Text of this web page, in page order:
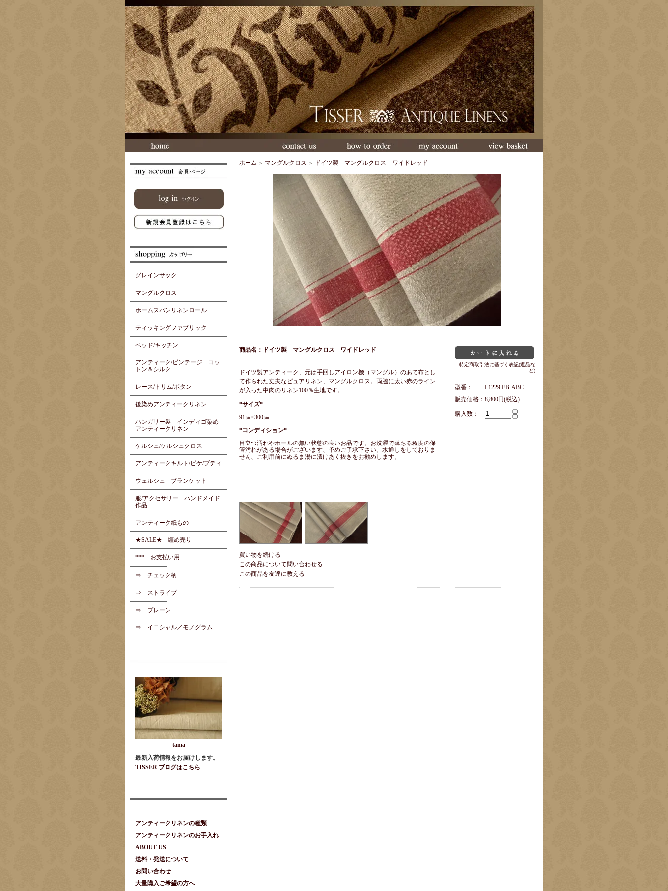
グレインサック
マングルクロス
ホームスパンリネンロール
ティッキングファブリック
ベッド/キッチン
アンティーク/ビンテージ コッ
トン＆シルク
レース/トリム/ボタン
後染めアンティークリネン
ハンガリー製 インディゴ染め
アンティークリネン
ケルシュ/ケルシュクロス
アンティークキルト/ピケ/ブティ
ウェルシュ ブランケット
服/アクセサリー ハンドメイド
作品
アンティーク紙もの
★SALE★ 纏め売り
*** お支払い用
⇒ チェック柄
⇒ ストライプ
⇒ プレーン
⇒ イニシャル／モノグラム
tama
最新入荷情報をお届けします。
TISSER ブログはこちら
アンティークリネンの種類
アンティークリネンのお手入れ
ABOUT US
送料・発送について
お問い合わせ
大量購入ご希望の方へ
ホーム ＞ マングルクロス ＞ ドイツ製 マングルクロス ワイドレッド
商品名：ドイツ製 マングルクロス ワイドレッド
ドイツ製アンティーク、元は手回しアイロン機（マングル）のあて布とし
て作られた丈夫なピュアリネン、マングルクロス。両脇に太い赤のライン
が入った中肉のリネン100％生地です。
*サイズ*
91㎝×300㎝
*コンディション*
目立つ汚れやホールの無い状態の良いお品です。お洗濯で落ちる程度の保
管汚れがある場合がございます、予めご了承下さい。水通しをしておりま
せん、ご利用前にぬるま湯に漬けあく抜きをお勧めします。
特定商取引法に基づく表記(返品な
ど)
型番：
L1229-EB-ABC
販売価格： 8,800円(税込)
購入数：
買い物を続ける
この商品について問い合わせる
この商品を友達に教える